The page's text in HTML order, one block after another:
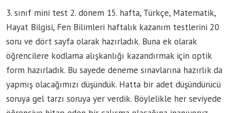
3. sınıf mini test 2. dönem 15. hafta, Türkçe, Matematik,
Hayat Bilgisi, Fen Bilimleri haftalık kazanım testlerini 20
soru ve dört sayfa olarak hazırladık. Buna ek olarak
öğrencilere kodlama alışkanlığı kazandırmak için optik
form hazırladık. Bu sayede deneme sınavlarına hazırlık da
yapmış olacağımızı düşündük. Hatta bir adet düşündürücü
soruya gel tarzı soruya yer verdik. Böylelikle her seviyede